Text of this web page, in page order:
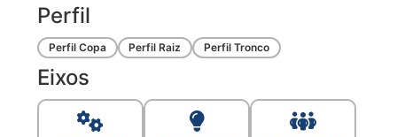
Perfil
Perfil Copa Perfil Raiz Perfil Tronco
Eixos